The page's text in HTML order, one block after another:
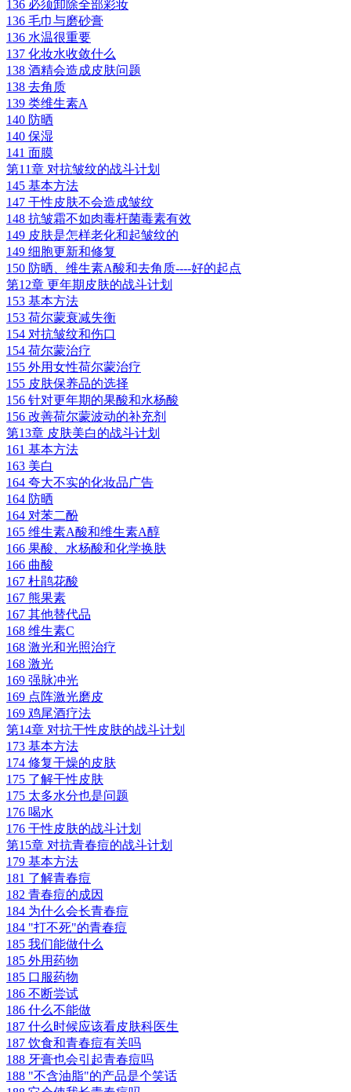
136 必须卸除全部彩妆
136 毛巾与磨砂膏
136 水温很重要
137 化妆水收敛什么
138 酒精会造成皮肤问题
138 去角质
139 类维生素A
140 防晒
140 保湿
141 面膜
第11章 对抗皱纹的战斗计划
145 基本方法
147 干性皮肤不会造成皱纹
148 抗皱霜不如肉毒杆菌毒素有效
149 皮肤是怎样老化和起皱纹的
149 细胞更新和修复
150 防晒、维生素A酸和去角质----好的起点
第12章 更年期皮肤的战斗计划
153 基本方法
153 荷尔蒙衰减失衡
154 对抗皱纹和伤口
154 荷尔蒙治疗
155 外用女性荷尔蒙治疗
155 皮肤保养品的选择
156 针对更年期的果酸和水杨酸
156 改善荷尔蒙波动的补充剂
第13章 皮肤美白的战斗计划
161 基本方法
163 美白
164 夸大不实的化妆品广告
164 防晒
164 对苯二酚
165 维生素A酸和维生素A醇
166 果酸、水杨酸和化学换肤
166 曲酸
167 杜鹃花酸
167 熊果素
167 其他替代品
168 维生素C
168 激光和光照治疗
168 激光
169 强脉冲光
169 点阵激光磨皮
169 鸡尾酒疗法
第14章 对抗干性皮肤的战斗计划
173 基本方法
174 修复干燥的皮肤
175 了解干性皮肤
175 太多水分也是问题
176 喝水
176 干性皮肤的战斗计划
第15章 对抗青春痘的战斗计划
179 基本方法
181 了解青春痘
182 青春痘的成因
184 为什么会长青春痘
184 "打不死"的青春痘
185 我们能做什么
185 外用药物
185 口服药物
186 不断尝试
186 什么不能做
187 什么时候应该看皮肤科医生
187 饮食和青春痘有关吗
188 牙膏也会引起青春痘吗
188 "不含油脂"的产品是个笑话